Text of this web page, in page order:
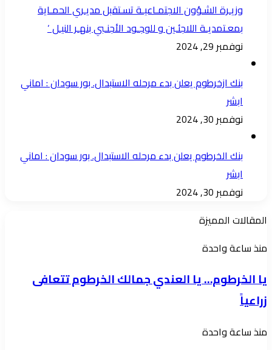
وزيـرة الشـؤون الاجتمـاعيـة تسـتقبل مديـري الحمـاية
بمعـتمديـة اللاجئـين و للوجـود الأجنـبي بنهـر النيـل ‘
نوفمبر 29, 2024
بنك ازخرطوم يعلن بدء مرحله الاستبدال. بور سودان : اماني
ابشر
نوفمبر 30, 2024
بنك الخرطوم يعلن بدء مرحله الاستبدال. بور سودان : اماني
ابشر
نوفمبر 30, 2024
المقالات المميزة
يا
يا
العندي
الخرطوم
منذ ساعة واحدة
يا الخرطوم… يا العندي جمالك الخرطوم تتعافى
زراعياً
سوق
منذ ساعة واحدة